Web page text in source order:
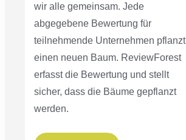
wir alle gemeinsam. Jede
abgegebene Bewertung für
teilnehmende Unternehmen pflanzt
einen neuen Baum. ReviewForest
erfasst die Bewertung und stellt
sicher, dass die Bäume gepflanzt
werden.